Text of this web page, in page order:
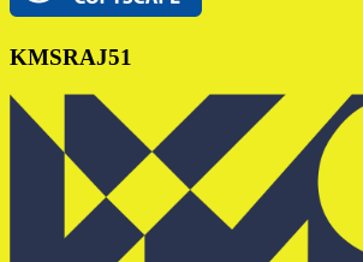
KMSRAJ51